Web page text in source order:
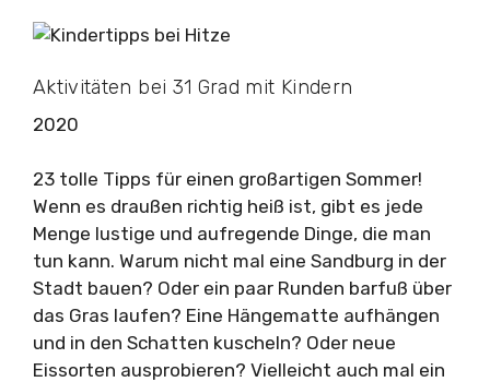
Aktivitäten bei 31 Grad mit Kindern
2020
23 tolle Tipps für einen großartigen Sommer!
Wenn es draußen richtig heiß ist, gibt es jede
Menge lustige und aufregende Dinge, die man
tun kann. Warum nicht mal eine Sandburg in der
Stadt bauen? Oder ein paar Runden barfuß über
das Gras laufen? Eine Hängematte aufhängen
und in den Schatten kuscheln? Oder neue
Eissorten ausprobieren? Vielleicht auch mal ein